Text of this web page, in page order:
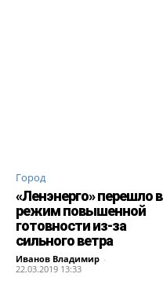
Город
«Ленэнерго» перешло в
режим повышенной
готовности из-за
сильного ветра
Иванов Владимир -
22.03.2019 13:33